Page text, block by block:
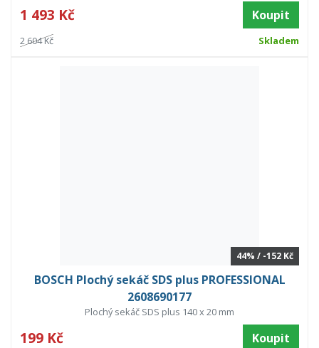
1 493 Kč Koupit
2 604 Kč Skladem
44% / -152 Kč
BOSCH Plochý sekáč SDS plus PROFESSIONAL
2608690177
Plochý sekáč SDS plus 140 x 20 mm
199 Kč Koupit